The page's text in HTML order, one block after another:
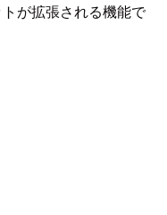
が拡張される機能で